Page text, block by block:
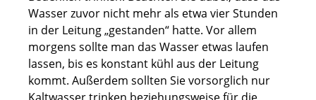
Wasser zuvor nicht mehr als etwa vier Stunden
in der Leitung „gestanden“ hatte. Vor allem
morgens sollte man das Wasser etwas laufen
lassen, bis es konstant kühl aus der Leitung
kommt. Außerdem sollten Sie vorsorglich nur